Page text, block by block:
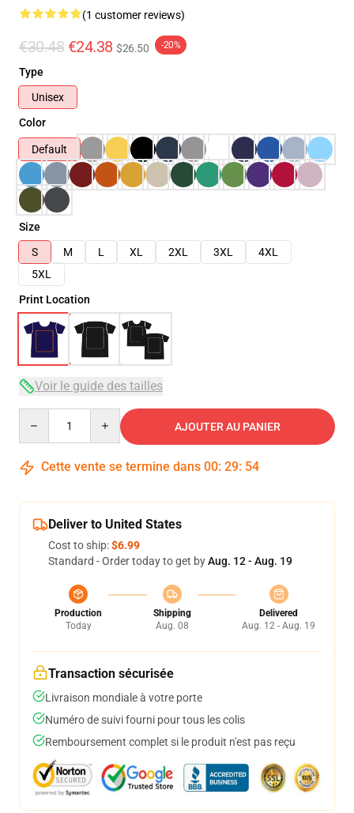
(1 customer reviews)
€30.48 €24.38 $26.50 -20%
Type
Unisex
Color
Default
Size
S
M L XL 2XL 3XL
4XL
5XL
Print Location
Voir le guide des tailles
AJOUTER AU PANIER
Cette vente se termine dans 00: 29: 54
Deliver to United States
Cost to ship:$6.99
Standard - Order today to get byAug. 12 - Aug. 19
Production
Today
Shipping
Aug. 08
Delivered
Aug. 12 - Aug. 19
Transaction sécurisée
Livraison mondiale à votre porte
Numéro de suivi fourni pour tous les colis
Remboursement complet si le produit n'est pas reçu